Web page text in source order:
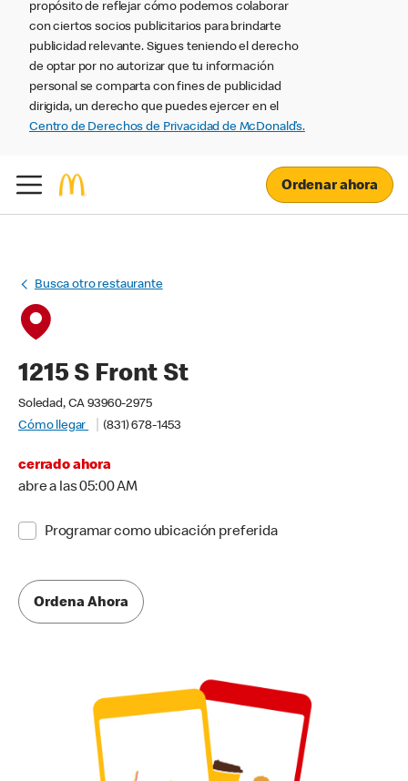
propósito de reflejar cómo podemos colaborar
con ciertos socios publicitarios para brindarte
publicidad relevante. Sigues teniendo el derecho
de optar por no autorizar que tu información
personal se comparta con fines de publicidad
dirigida, un derecho que puedes ejercer en el
Centro de Derechos de Privacidad de McDonald’s.
Ordenar ahora
Busca otro restaurante
1215 S Front St
Soledad, CA 93960-2975
Cómo llegar
(831) 678-1453
cerrado ahora
abre a las 05:00 AM
Programar como ubicación preferida
Ordena Ahora